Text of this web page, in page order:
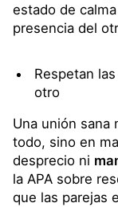
estado de
presencia del
Respetan
otro
Una unión sana
todo, sino en
desprecio ni
la APA sobre
que las parejas